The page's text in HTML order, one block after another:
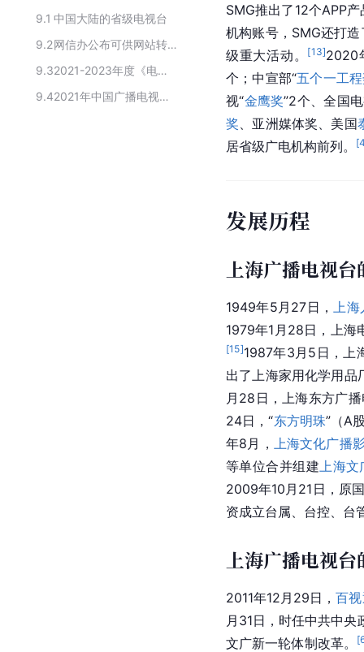
9.1 中国大陆的省级电视台
9.2
网信办公布可供网站转载新闻的新闻单位
9.3
2021-2023年度《电视剧制作许可证（甲种）》机构名单
9.4
2021年中国广播电视媒体融合典型案例提名名单
SMG推出了12个APP
机构账号，SMG还打
级重大活动。
[13]2020
个；中宣部“五个一工
视“金鹰奖”2个、全国
奖 、亚洲媒体奖、 美国
居省级广电机构前列。
[
发展历程
上海广播电视
1949年5月27日，
上
1979年1月28日，上海
[15]1987年3月5日，上
出了上海家用化学用品
月28日，上海东方广
24日，“东方明珠”（A
年8月，
上海文化广播
等单位合并组建 上海
2009年10月21日，原
资成立台属、台控、台
上海广播电视
2011年12月29日，百
月31日，时任中共中央
文广新一轮体制改革。
[